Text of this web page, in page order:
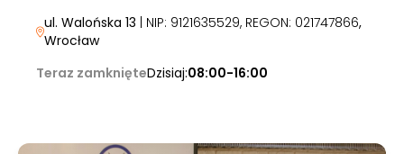
ul. Walońska 13 | NIP: 9121635529, REGON: 021747866,
Wrocław
Teraz zamknięteDzisiaj:08:00-16:00